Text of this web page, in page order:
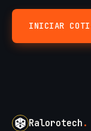
INICIAR
Ralorotech .